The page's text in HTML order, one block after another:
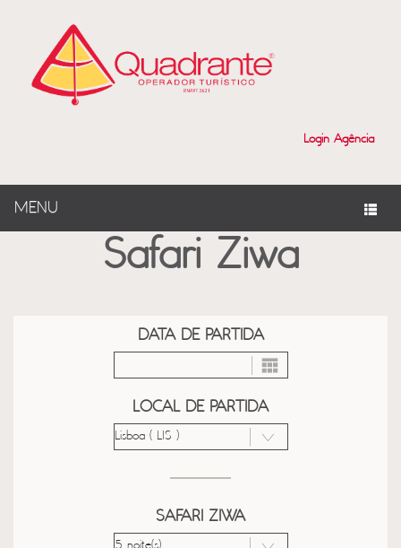
Login Agência
MENU
Safari Ziwa
DATA DE PARTIDA
LOCAL DE PARTIDA
SAFARI ZIWA